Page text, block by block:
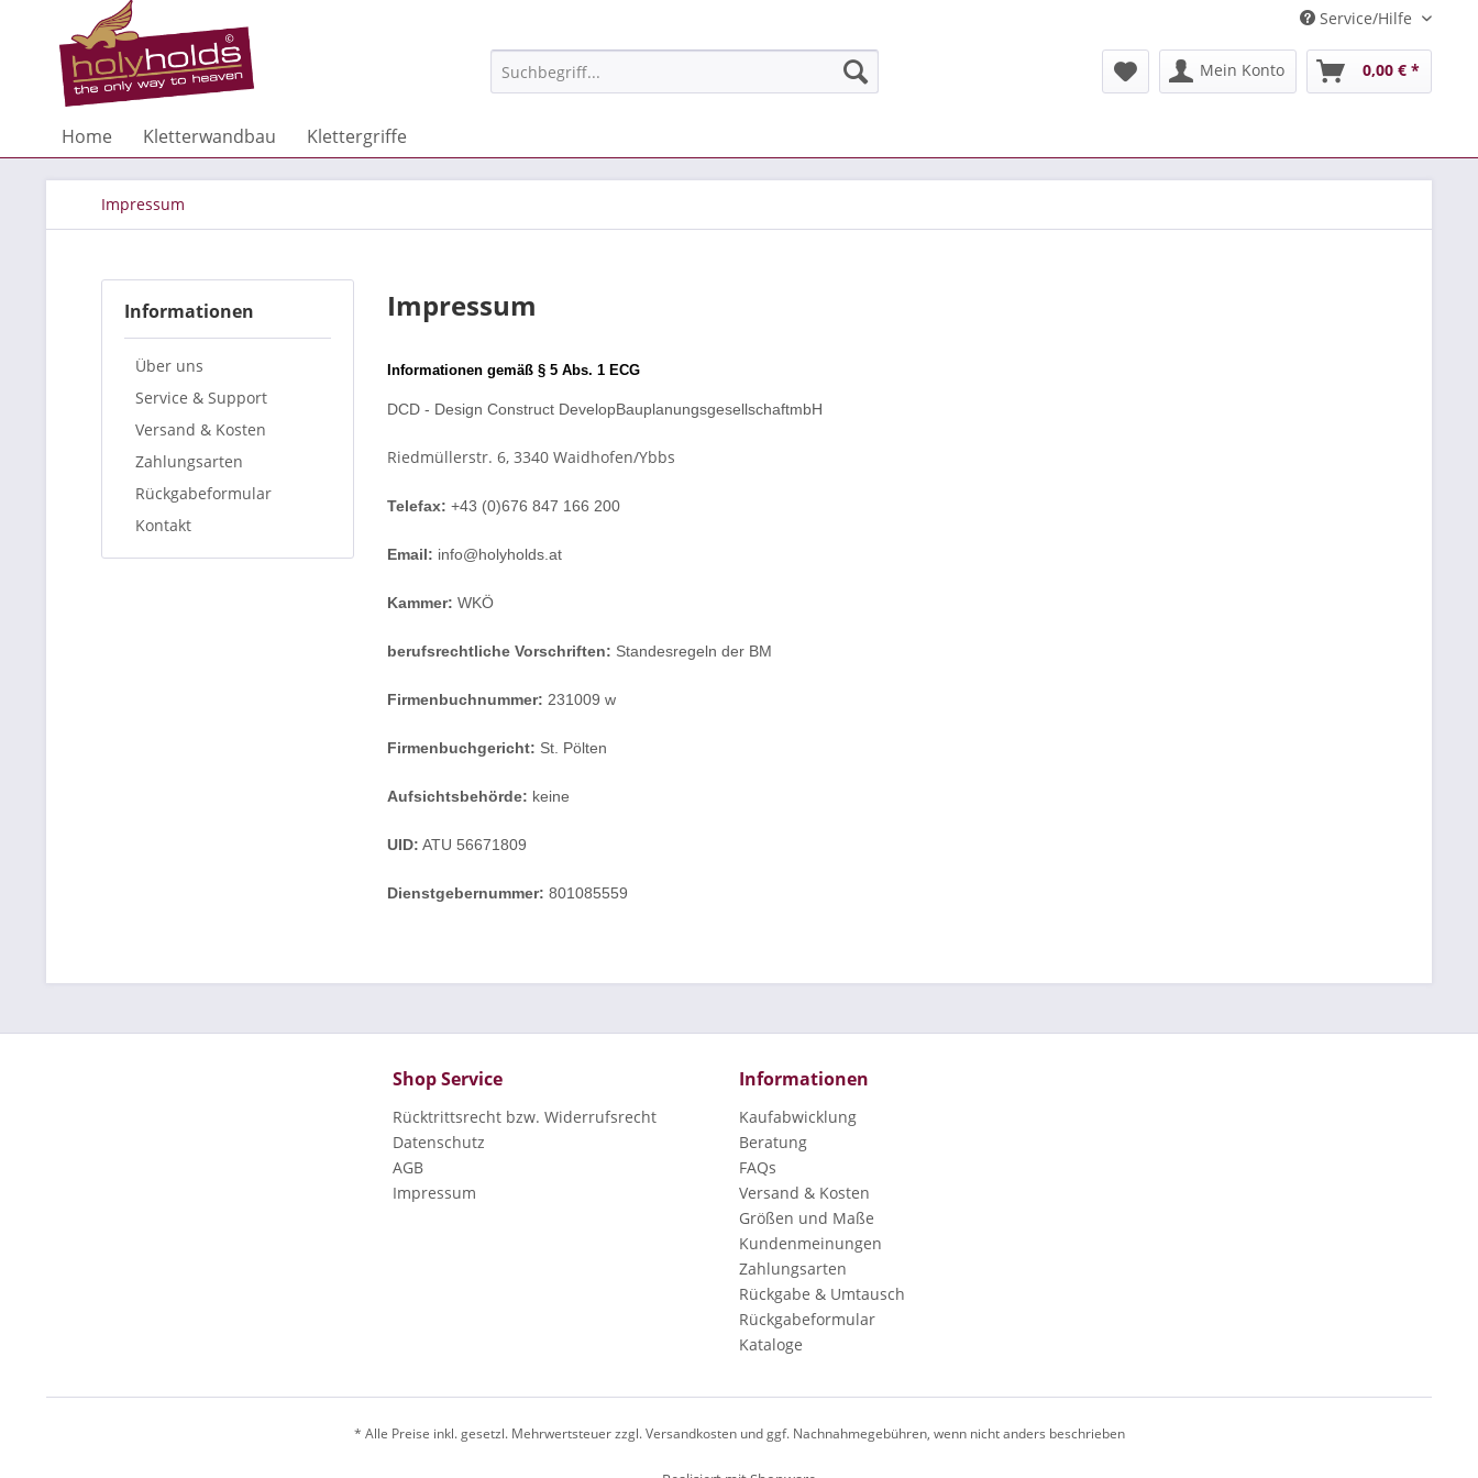
Service/Hilfe
Mein Konto 0,00 € *
Home Kletterwandbau Klettergriffe
Impressum
Informationen
Über uns
Service & Support
Versand & Kosten
Zahlungsarten
Rückgabeformular
Kontakt
Impressum
Informationen gemäß § 5 Abs. 1 ECG
DCD - Design Construct DevelopBauplanungsgesellschaftmbH
Riedmüllerstr. 6, 3340 Waidhofen/Ybbs
Telefax: +43 (0)676 847 166 200
Email: info@holyholds.at
Kammer: WKÖ
berufsrechtliche Vorschriften: Standesregeln der BM
Firmenbuchnummer: 231009 w
Firmenbuchgericht: St. Pölten
Aufsichtsbehörde: keine
UID: ATU 56671809
Dienstgebernummer: 801085559
Shop Service
Rücktrittsrecht bzw. Widerrufsrecht
Datenschutz
AGB
Impressum
Informationen
Kaufabwicklung
Beratung
FAQs
Versand & Kosten
Größen und Maße
Kundenmeinungen
Zahlungsarten
Rückgabe & Umtausch
Rückgabeformular
Kataloge
* Alle Preise inkl. gesetzl. Mehrwertsteuer zzgl. Versandkosten und ggf. Nachnahmegebühren, wenn nicht anders beschrieben